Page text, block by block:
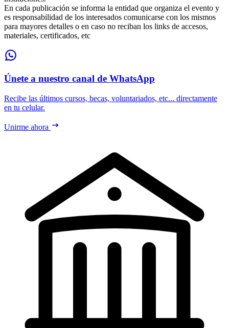
En cada publicación se informa la entidad que organiza el evento y
es responsabilidad de los interesados comunicarse con los mismos
para mayores detalles o en caso no reciban los links de accesos,
materiales, certificados, etc
Únete a nuestro canal de WhatsApp
Recibe las últimos cursos, becas, voluntariados, etc... directamente
en tu celular.
Unirme ahora